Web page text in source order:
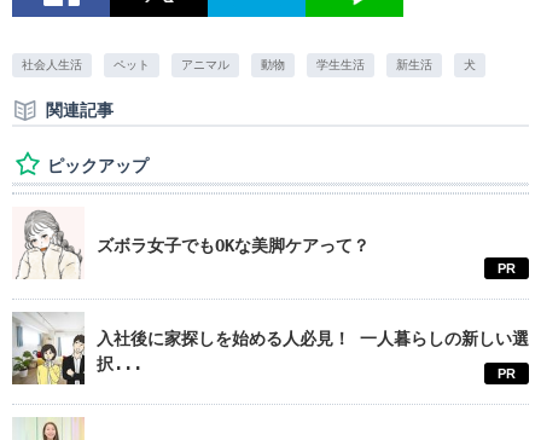
社会人生活 ペット アニマル 動物 学生生活 新生活 犬
関連記事
ピックアップ
ズボラ女子でもOKな美脚ケアって？
PR
入社後に家探しを始める人必見！ 一人暮らしの新しい選
択...
PR